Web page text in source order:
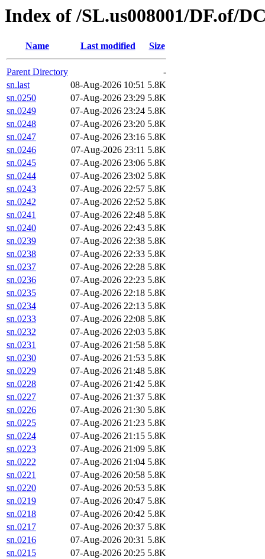
Index of /SL.us008001/DF.of/
Name Last modified Size
Parent Directory
-
sn.last
08-Aug-2026 10:51 5.8K
sn.0250
07-Aug-2026 23:29 5.8K
sn.0249
07-Aug-2026 23:24 5.8K
sn.0248
07-Aug-2026 23:20 5.8K
sn.0247
07-Aug-2026 23:16 5.8K
sn.0246
07-Aug-2026 23:11 5.8K
sn.0245
07-Aug-2026 23:06 5.8K
sn.0244
07-Aug-2026 23:02 5.8K
sn.0243
07-Aug-2026 22:57 5.8K
sn.0242
07-Aug-2026 22:52 5.8K
sn.0241
07-Aug-2026 22:48 5.8K
sn.0240
07-Aug-2026 22:43 5.8K
sn.0239
07-Aug-2026 22:38 5.8K
sn.0238
07-Aug-2026 22:33 5.8K
sn.0237
07-Aug-2026 22:28 5.8K
sn.0236
07-Aug-2026 22:23 5.8K
sn.0235
07-Aug-2026 22:18 5.8K
sn.0234
07-Aug-2026 22:13 5.8K
sn.0233
07-Aug-2026 22:08 5.8K
sn.0232
07-Aug-2026 22:03 5.8K
sn.0231
07-Aug-2026 21:58 5.8K
sn.0230
07-Aug-2026 21:53 5.8K
sn.0229
07-Aug-2026 21:48 5.8K
sn.0228
07-Aug-2026 21:42 5.8K
sn.0227
07-Aug-2026 21:37 5.8K
sn.0226
07-Aug-2026 21:30 5.8K
sn.0225
07-Aug-2026 21:23 5.8K
sn.0224
07-Aug-2026 21:15 5.8K
sn.0223
07-Aug-2026 21:09 5.8K
sn.0222
07-Aug-2026 21:04 5.8K
sn.0221
07-Aug-2026 20:58 5.8K
sn.0220
07-Aug-2026 20:53 5.8K
sn.0219
07-Aug-2026 20:47 5.8K
sn.0218
07-Aug-2026 20:42 5.8K
sn.0217
07-Aug-2026 20:37 5.8K
sn.0216
07-Aug-2026 20:31 5.8K
sn.0215
07-Aug-2026 20:25 5.8K